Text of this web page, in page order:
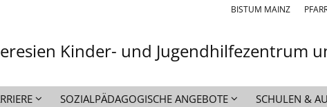
BISTUM MAINZ
Kinder- und Jugendhilfezentrum
SOZIALPÄDAGOGISCHE ANGEBOTE SCHULEN &